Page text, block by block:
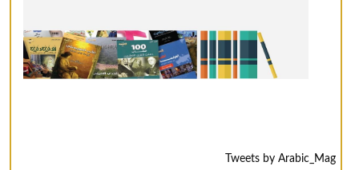
Tweets by Arabic_Mag